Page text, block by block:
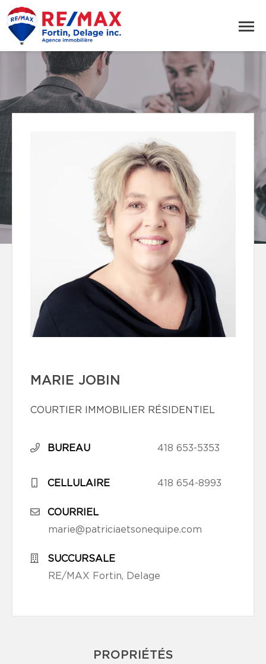
MARIE JOBIN
COURTIER IMMOBILIER RÉSIDENTIEL
BUREAU 418 653-5353
CELLULAIRE 418 654-8993
COURRIEL
marie@patriciaetsonequipe.com
SUCCURSALE
RE/MAX Fortin, Delage
PROPRIÉTÉS